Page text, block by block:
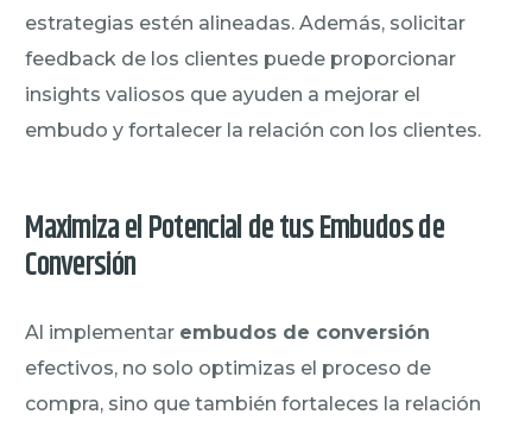
estrategias estén alineadas. Además, solicitar
feedback de los clientes puede proporcionar
insights valiosos que ayuden a mejorar el
embudo y fortalecer la relación con los clientes.
Maximiza el Potencial de tus Embudos de
Conversión
Al implementar embudos de conversión
efectivos, no solo optimizas el proceso de
compra, sino que también fortaleces la relación